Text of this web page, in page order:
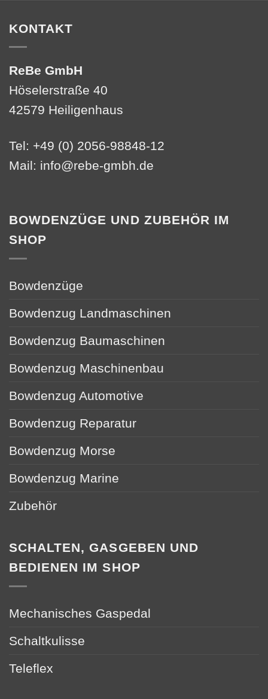
KONTAKT
ReBe GmbH
Höselerstraße 40
42579 Heiligenhaus
Tel: +49 (0) 2056-98848-12
Mail: info@rebe-gmbh.de
BOWDENZÜGE UND ZUBEHÖR IM
SHOP
Bowdenzüge
Bowdenzug Landmaschinen
Bowdenzug Baumaschinen
Bowdenzug Maschinenbau
Bowdenzug Automotive
Bowdenzug Reparatur
Bowdenzug Morse
Bowdenzug Marine
Zubehör
SCHALTEN, GASGEBEN UND
BEDIENEN IM SHOP
Mechanisches Gaspedal
Schaltkulisse
Teleflex